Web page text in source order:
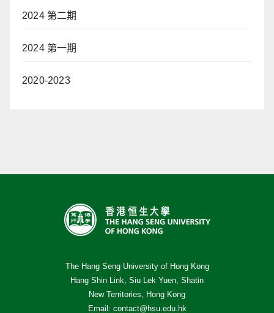
2024 第二期
2024 第一期
2020-2023
The Hang Seng University of Hong Kong
Hang Shin Link, Siu Lek Yuen, Shatin
New Territories, Hong Kong
Email: contact@hsu.edu.hk